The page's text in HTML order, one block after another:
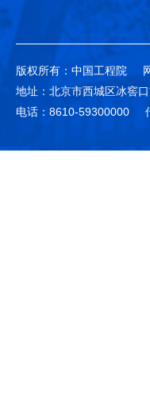
版权所有：中国工程院
地址：北京市西城区冰窖
电话：8610-59300000